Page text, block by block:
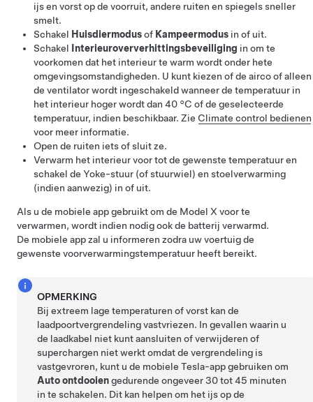
ijs en vorst op de voorruit, andere ruiten en spiegels sneller
smelt.
Schakel Huisdiermodusof Kampeermodus in of uit.
Schakel
Interieuroververhittingsbeveiliging in om te
voorkomen dat het interieur te warm wordt onder hete
omgevingsomstandigheden. U kunt kiezen of de airco of alleen
de ventilator wordt ingeschakeld wanneer de temperatuur in
het interieur hoger wordt dan 40 °C of de geselecteerde
temperatuur, indien beschikbaar. Zie Climate control bedienen
voor meer informatie.
Open de ruiten iets of sluit ze.
Verwarm het interieur voor tot de gewenste temperatuur en
schakel de Yoke-stuur (of stuurwiel) en stoelverwarming
(indien aanwezig) in of uit.
Als u de mobiele app gebruikt om de Model X voor te
verwarmen, wordt indien nodig ook de batterij verwarmd.
De mobiele app zal u informeren zodra uw voertuig de
gewenste voorverwarmingstemperatuur heeft bereikt.
OPMERKING
Bij extreem lage temperaturen of vorst kan de
laadpoortvergrendeling vastvriezen. In gevallen waarin u
de laadkabel niet kunt aansluiten of verwijderen of
superchargen niet werkt omdat de vergrendeling is
vastgevroren, kunt u de mobiele Tesla-app gebruiken om
Auto ontdooiengedurende ongeveer 30 tot 45 minuten
in te schakelen. Dit kan helpen om het ijs op de